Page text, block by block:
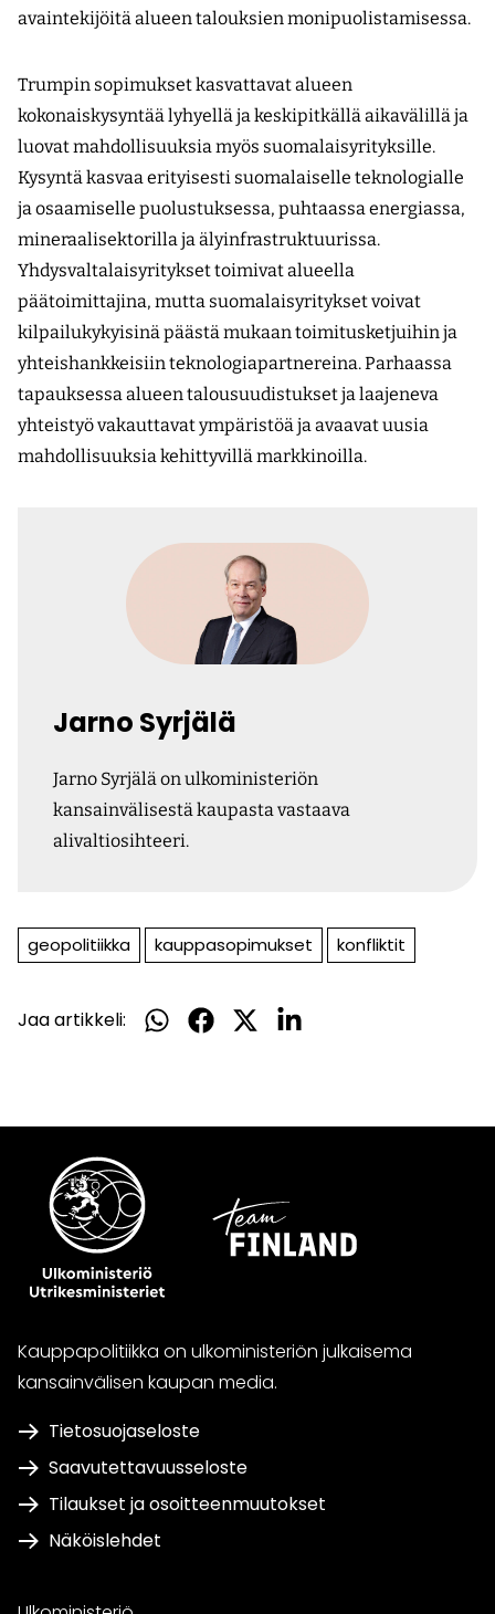
avaintekijöitä alueen talouksien monipuolistamisessa.
Trumpin sopimukset kasvattavat alueen
kokonaiskysyntää lyhyellä ja keskipitkällä aikavälillä ja
luovat mahdollisuuksia myös suomalaisyrityksille.
Kysyntä kasvaa erityisesti suomalaiselle teknologialle
ja osaamiselle puolustuksessa, puhtaassa energiassa,
mineraalisektorilla ja älyinfrastruktuurissa.
Yhdysvaltalaisyritykset toimivat alueella
päätoimittajina, mutta suomalaisyritykset voivat
kilpailukykyisinä päästä mukaan toimitusketjuihin ja
yhteishankkeisiin tekno­logiapartnereina. Parhaassa
tapauksessa alueen talousuudistukset ja laajeneva
yhteistyö vakauttavat ympäristöä ja avaavat uusia
mahdollisuuksia kehittyvillä markkinoilla.
Jarno Syrjälä
Jarno Syrjälä on ulkoministeriön
kansainvälisestä kaupasta vastaava
alivaltiosihteeri.
geopolitiikka kauppasopimukset konfliktit
Jaa artikkeli:
Jaa
Jaa
Jaa
Jaa
Kauppapolitiikka on ulkoministeriön julkaisema
kansainvälisen kaupan media.
Tietosuojaseloste
Saavutettavuusseloste
Tilaukset ja osoitteenmuutokset
Näköislehdet